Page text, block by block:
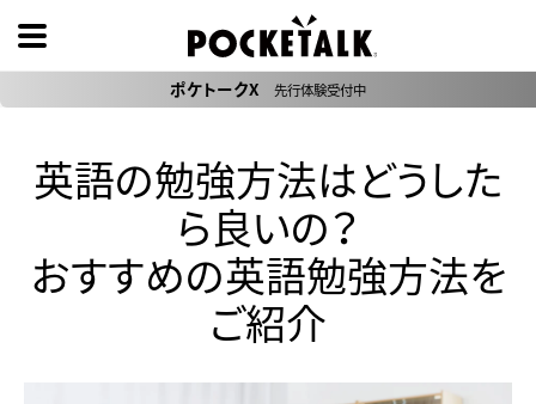
ポケトークX 先行体験受付中
英語の勉強方法はどうした
ら良いの？
おすすめの英語勉強方法を
ご紹介